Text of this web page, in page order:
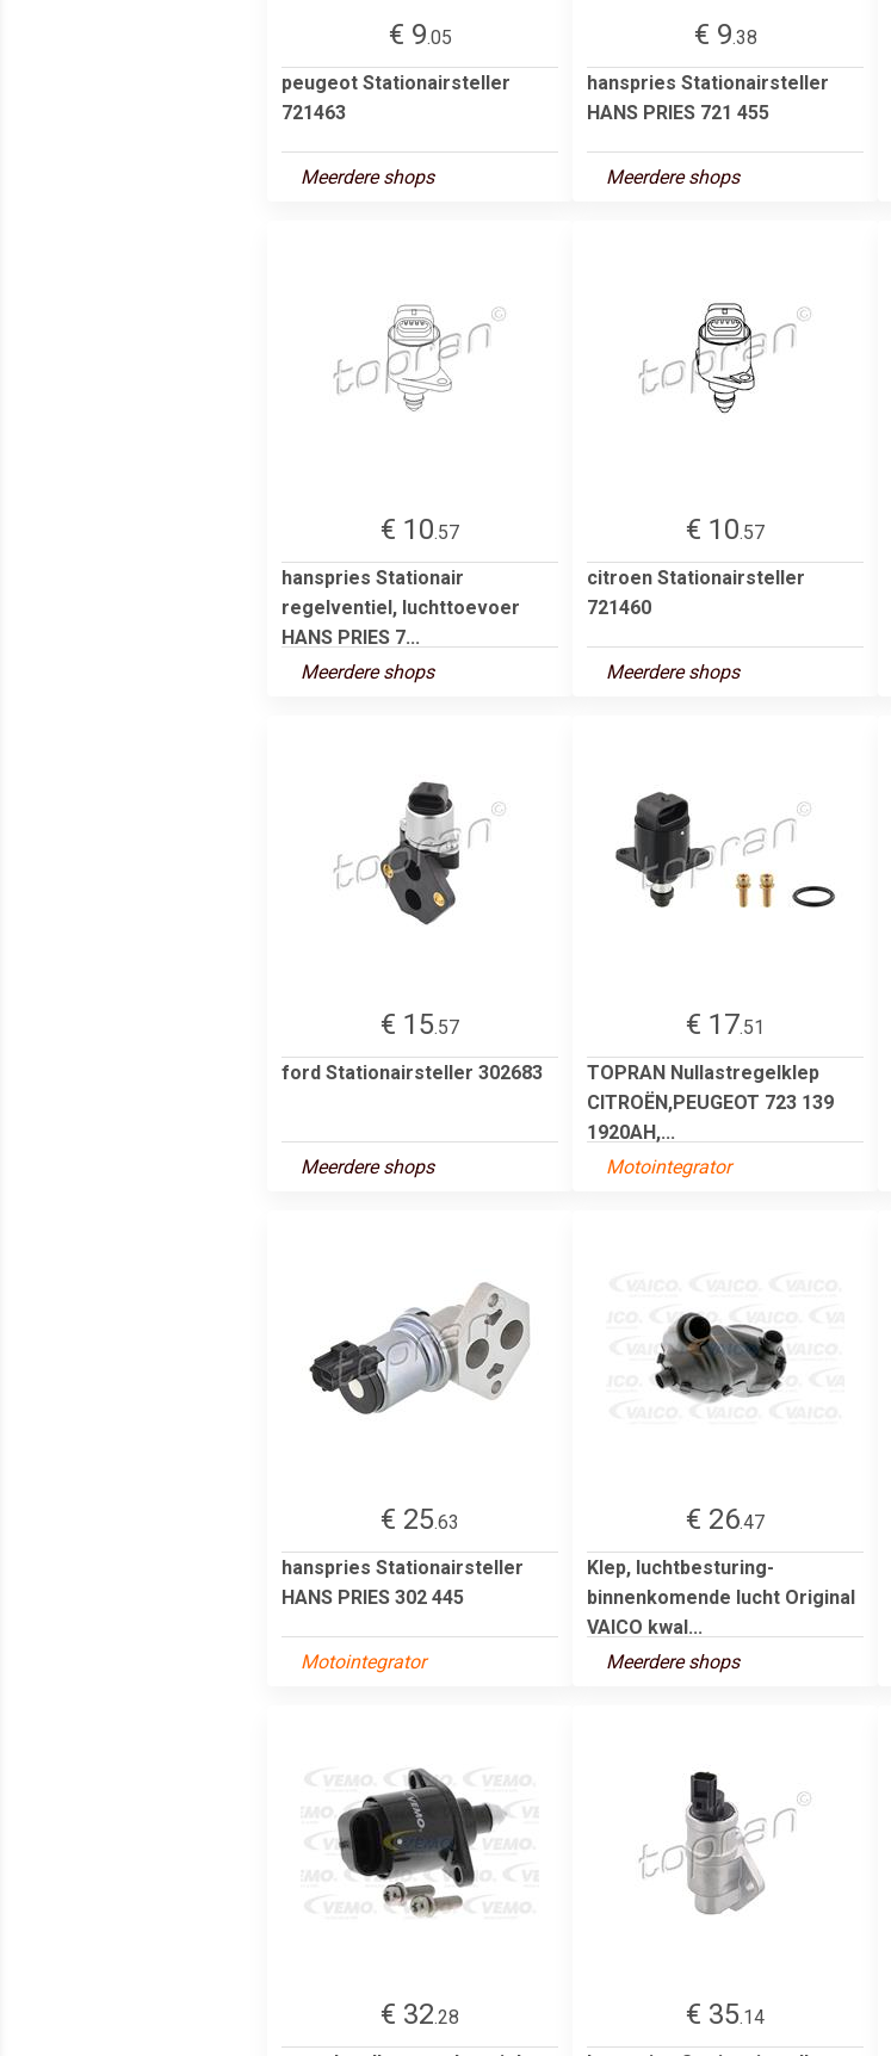
€ 9.05
peugeot Stationairsteller
721463
Meerdere shops
€ 9.38
hanspries Stationairsteller
HANS PRIES 721 455
Meerdere shops
€ 10.57
hanspries Stationair
regelventiel, luchttoevoer
HANS PRIES 7...
Meerdere shops
€ 10.57
citroen Stationairsteller
721460
Meerdere shops
€ 15.57
ford Stationairsteller 302683
Meerdere shops
€ 17.51
TOPRAN Nullastregelklep
CITROËN,PEUGEOT 723 139
1920AH,...
Motointegrator
€ 25.63
hanspries Stationairsteller
HANS PRIES 302 445
Motointegrator
€ 26.47
Klep, luchtbesturing-
binnenkomende lucht Original
VAICO kwal...
Meerdere shops
€ 32.28
€ 35.14